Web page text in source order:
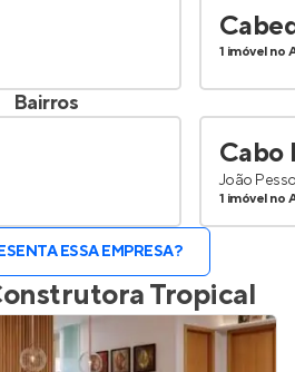
1 imóvel no
Bairros
Cabo
João
1 imóvel no
ESSA EMPRESA?
Tropical